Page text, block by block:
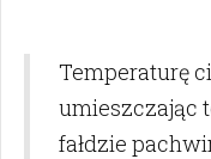
Temperaturę
umieszczając
fałdzie